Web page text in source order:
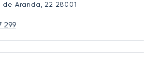
Aranda, 22 28001
299